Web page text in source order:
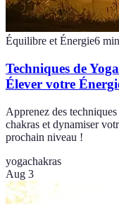
Équilibre et Énergie6 min
Techniques de
Élever votre
Apprenez des
chakras et dynamiser
prochain niveau !
yogachakras
Aug 3